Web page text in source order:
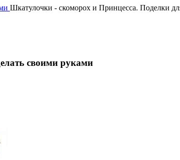
Шкатулочки - скоморох и Принцесса. Поделки
своими руками